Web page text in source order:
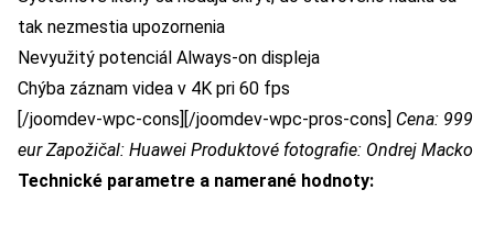
tak nezmestia upozornenia
Nevyužitý potenciál Always-on displeja
Chýba záznam videa v 4K pri 60 fps
[/joomdev-wpc-cons][/joomdev-wpc-pros-cons] Cena: 999
eur Zapožičal: Huawei Produktové fotografie: Ondrej Macko
Technické parametre a namerané hodnoty: